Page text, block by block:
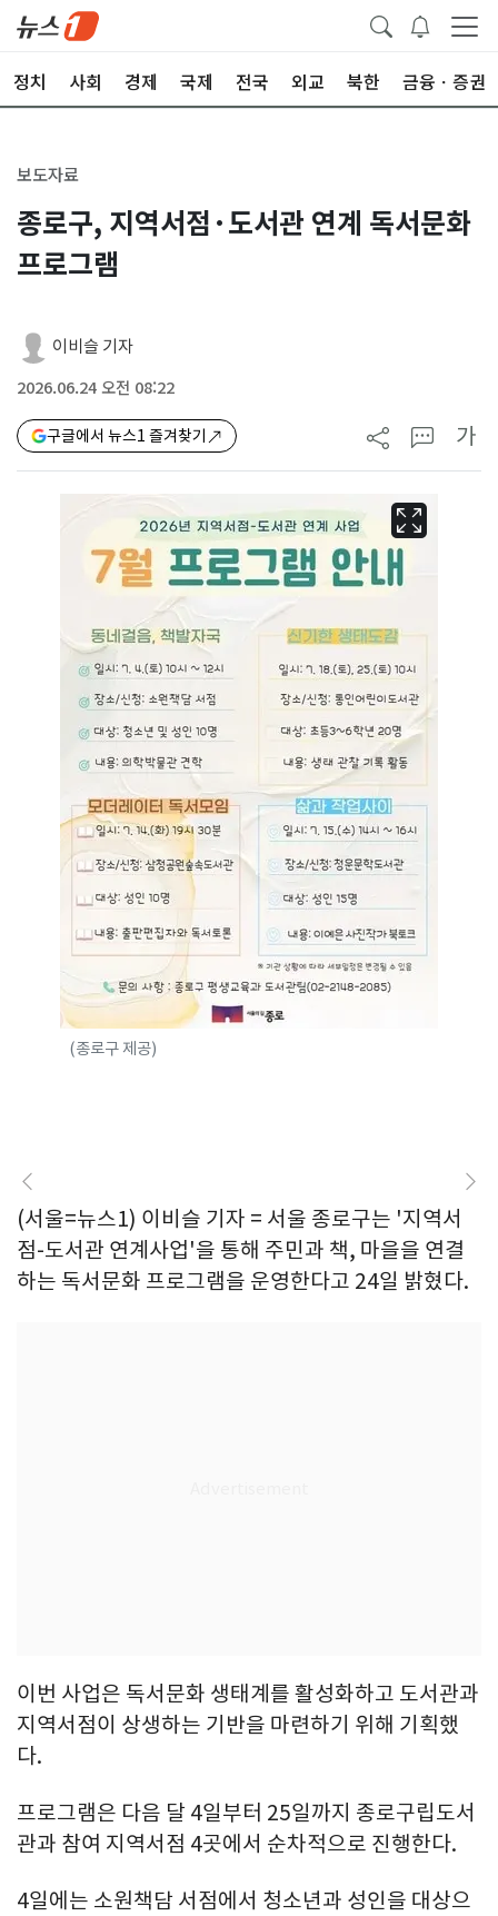
정치 사회 경제 국제 전국 외교 북한 금융ㆍ증권
보도자료
종로구, 지역서점·도서관 연계 독서문화
프로그램
이비슬 기자
2026.06.24 오전 08:22
구글에서 뉴스1 즐겨찾기 가
(종로구 제공)
(서울=뉴스1) 이비슬 기자 = 서울 종로구는 '지역서
점-도서관 연계사업'을 통해 주민과 책, 마을을 연결
하는 독서문화 프로그램을 운영한다고 24일 밝혔다.
이번 사업은 독서문화 생태계를 활성화하고 도서관과
지역서점이 상생하는 기반을 마련하기 위해 기획했
다.
프로그램은 다음 달 4일부터 25일까지 종로구립도서
관과 참여 지역서점 4곳에서 순차적으로 진행한다.
4일에는 소원책담 서점에서 청소년과 성인을 대상으